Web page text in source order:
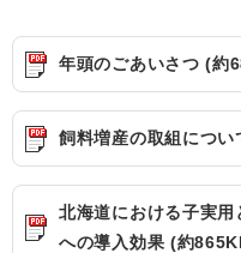
年頭のごあいさつ (約
飼料増産の取組につ
北海道における子実
への導入効果 (約